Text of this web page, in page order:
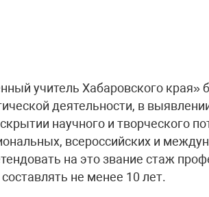
учитель Хабаровского края»
деятельности, в
научного и творческого
всероссийских и
на это звание стаж
не менее 10 лет.